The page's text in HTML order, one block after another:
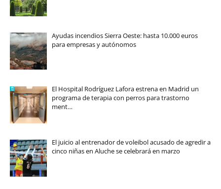
Ayudas incendios Sierra Oeste: hasta 10.000 euros
para empresas y autónomos
El Hospital Rodríguez Lafora estrena en Madrid un
programa de terapia con perros para trastorno
ment…
El juicio al entrenador de voleibol acusado de agredir a
cinco niñas en Aluche se celebrará en marzo